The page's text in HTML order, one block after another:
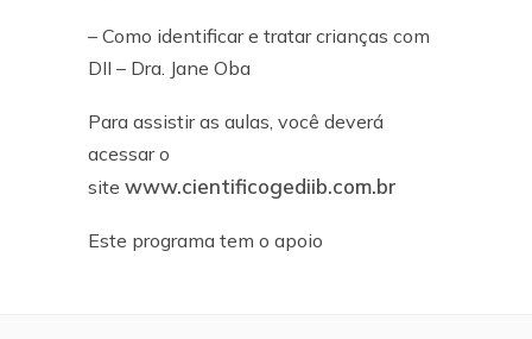
– Como identificar e tratar crianças com
DII – Dra. Jane Oba
Para assistir as aulas, você deverá
acessar o
site www.cientificogediib.com.br
Este programa tem o apoio